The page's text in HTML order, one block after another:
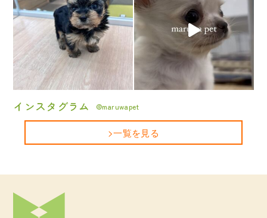
インスタグラム @maruwapet
>一覧を見る